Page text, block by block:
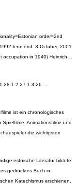
order=2nd
term end=8 October, 2001
occupation in 1940) Heinrich…
28 1.2 27 1.3 26 …
ist ein chronologisches
Animationsfilme und
die wichtigsten
estnische Literatur bildete
gedrucktes Buch in
Katechismus erschienen.